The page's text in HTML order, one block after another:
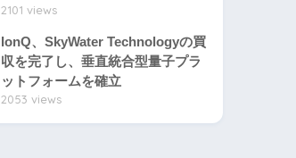
2101 views
IonQ、SkyWater Technologyの買
収を完了し、垂直統合型量子プラ
ットフォームを確立
2053 views